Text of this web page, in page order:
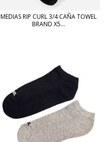
MEDIAS RIP CURL 3/4 CAÑA TOWEL
BRAND X5...